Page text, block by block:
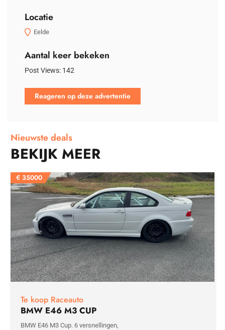
Locatie
Eelde
Aantal keer bekeken
Post Views: 142
Reageren op deze advertentie
Nieuwste deals
BEKIJK MEER
€ 35000
Te koop Raceauto
BMW E46 M3 CUP
BMW E46 M3 Cup. 6 versnellingen,